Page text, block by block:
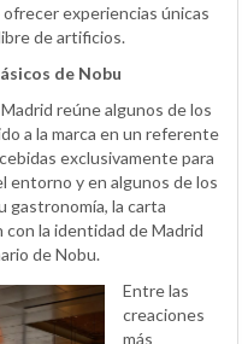
experiencias únicas
de artificios.
de Nobu
reúne algunos de los
a la marca en un referente
exclusivamente para
entorno y en algunos de los
gastronomía, la carta
la identidad de Madrid
de Nobu.
Entre las
creaciones
más